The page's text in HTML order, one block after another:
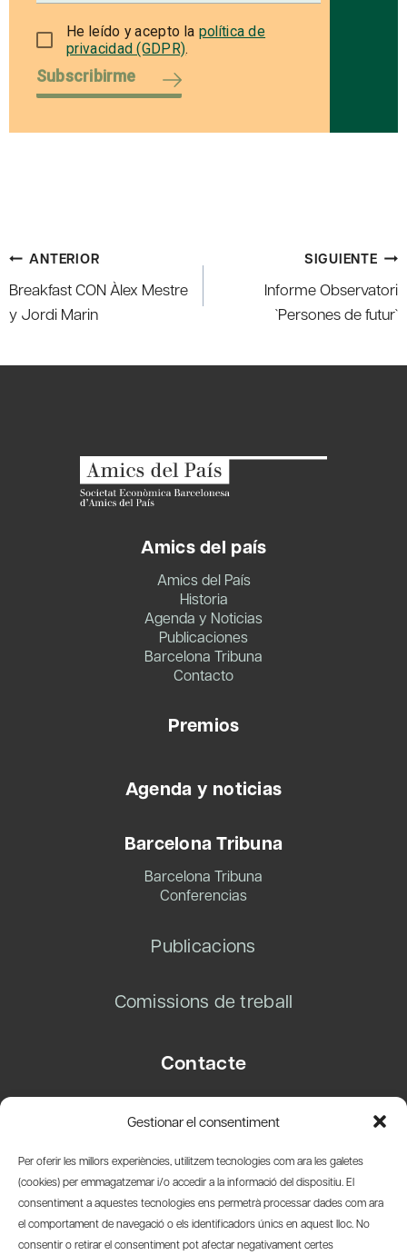
Gestionar el consentiment
Per oferir les millors experiències, utilitzem tecnologies com ara les galetes
(cookies) per emmagatzemar i/o accedir a la informació del dispositiu. El
consentiment a aquestes tecnologies ens permetrà processar dades com ara
el comportament de navegació o els identificadors únics en aquest lloc. No
consentir o retirar el consentiment pot afectar negativament certes
He leído y acepto la política de
privacidad (GDPR).
Subscribirme
Navegación
de
entradas
ANTERIOR
Breakfast CON Àlex Mestre
y Jordi Marin
SIGUIENTE
Informe Observatori
`Persones de futur`
Amics del país
Amics del País
Historia
Agenda y Noticias
Publicaciones
Barcelona Tribuna
Contacto
Premios
Agenda y noticias
Barcelona Tribuna
Barcelona Tribuna
Conferencias
Publicacions
Comissions de treball
Contacte
08003 Barcelona
info@amicsdelpais.com
Suscripció Newsletter